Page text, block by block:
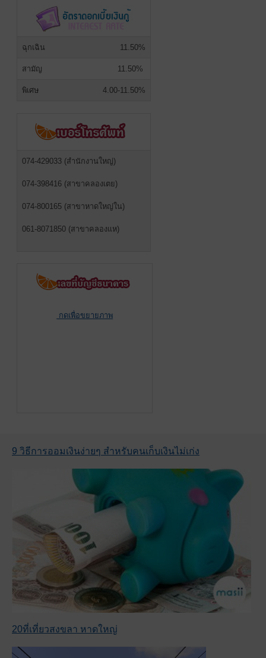
ฉุกเฉิน 11.50%
สามัญ 11.50%
พิเศษ 4.00-11.50%
074-429033 (สำนักงานใหญ่)
074-398416 (สาขาคลองเตย)
074-800165 (สาขาหาดใหญ่ใน)
061-8071850 (สาขาคลองแห)
กดเพื่อขยายภาพ
9 วิธีการออมเงินง่ายๆ สำหรับคนเก็บเงินไม่เก่ง
20ที่เที่ยวสงขลา หาดใหญ่